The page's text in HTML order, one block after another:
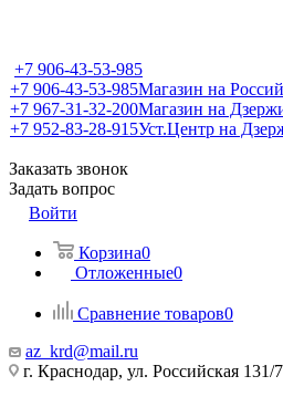
+7 906-43-53-985
+7 906-43-53-985Магазин на
+7 967-31-32-200Магазин на
+7 952-83-28-915Уст.Центр на
Заказать звонок
Задать вопрос
Войти
Корзина0
Отложенные0
Сравнение товаров0
az_krd@mail.ru
г. Краснодар, ул. Российская 131/7